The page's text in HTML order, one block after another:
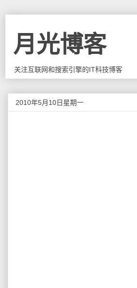
月光博客
关注互联网和搜索引擎的IT科技博客
2010年5月10日星期一